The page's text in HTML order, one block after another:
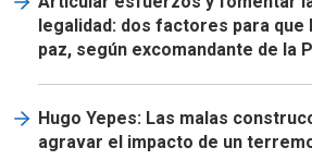
legalidad: dos factores para que
paz, según excomandante de la
Hugo Yepes: Las malas
agravar el impacto de un